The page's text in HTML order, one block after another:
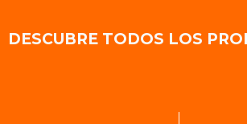
DESCUBRE TODOS LOS